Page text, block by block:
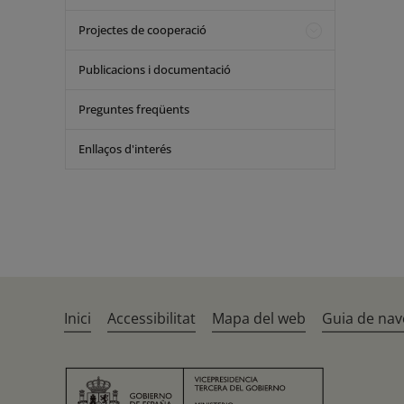
Projectes de cooperació
Publicacions i documentació
Preguntes freqüents
Enllaços d'interés
Inici Accessibilitat Mapa del web Guia de